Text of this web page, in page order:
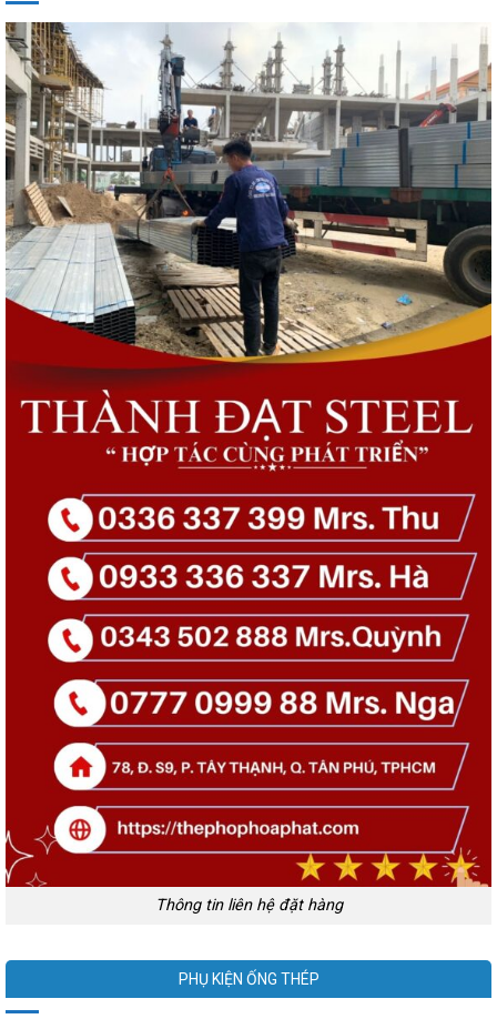
Thông tin liên hệ đặt hàng
PHỤ KIỆN ỐNG THÉP